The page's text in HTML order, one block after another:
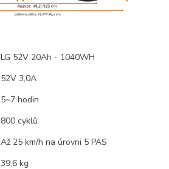
LG 52V 20Ah - 1040WH
52V 3,0A
5~7 hodin
800 cyklů
Až 25 km/h na úrovni 5 PAS
39,6 kg